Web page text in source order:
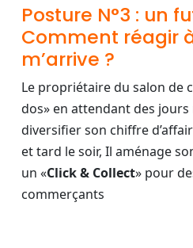
Posture N°3 : un
Comment réagir
m’arrive ?
Le propriétaire du salon de
dos» en attendant des
diversifier son chiffre
et tard le soir, Il aménage
un «Click & Collect» pour
commerçants